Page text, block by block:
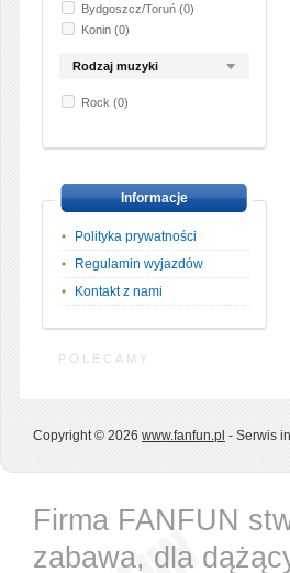
Bydgoszcz/Toruń (0)
Konin (0)
Rodzaj muzyki
Rock (0)
Informacje
Polityka prywatności
Regulamin wyjazdów
Kontakt z nami
POLECAMY
Copyright © 2026 www.fanfun.pl - Serwis
Firma FANFUN
zabawa, dla